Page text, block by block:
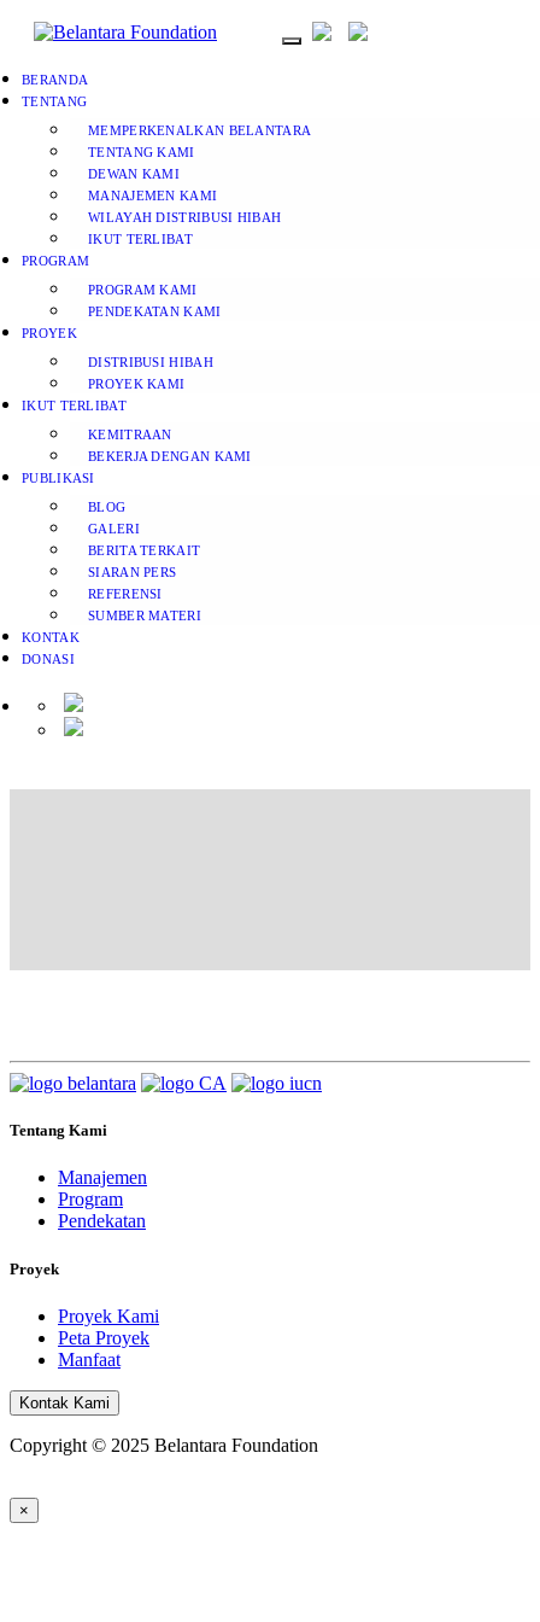
BERANDA
TENTANG
MEMPERKENALKAN BELANTARA
TENTANG KAMI
DEWAN KAMI
MANAJEMEN KAMI
WILAYAH DISTRIBUSI HIBAH
IKUT TERLIBAT
PROGRAM
PROGRAM KAMI
PENDEKATAN KAMI
PROYEK
DISTRIBUSI HIBAH
PROYEK KAMI
IKUT TERLIBAT
KEMITRAAN
BEKERJA DENGAN KAMI
PUBLIKASI
BLOG
GALERI
BERITA TERKAIT
SIARAN PERS
REFERENSI
SUMBER MATERI
KONTAK
DONASI
Tentang Kami
Manajemen
Program
Pendekatan
Proyek
Proyek Kami
Peta Proyek
Manfaat
Kontak Kami
Copyright © 2025 Belantara Foundation
×